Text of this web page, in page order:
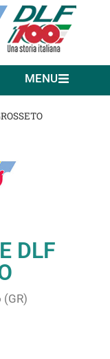
MENU
DLF